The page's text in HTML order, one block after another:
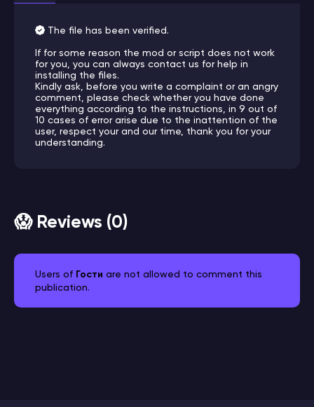
The file has been verified.
If for some reason the mod or script does not work
for you, you can always contact us for help in
installing the files.
Kindly ask, before you write a complaint or an angry
comment, please check whether you have done
everything according to the instructions, in 9 out of
10 cases of error arise due to the inattention of the
user, respect your and our time, thank you for your
understanding.
😱 Reviews (0)
Users of Гости are not allowed to comment this
publication.